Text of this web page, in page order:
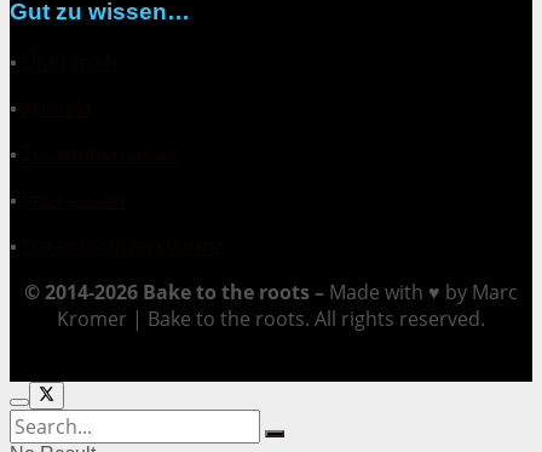
Gut zu wissen…
▪
▪
▪
▪
▪
© 2014-2026 Bake to the roots – Made with ♥ by Marc
Kromer | Bake to the roots. All rights reserved.